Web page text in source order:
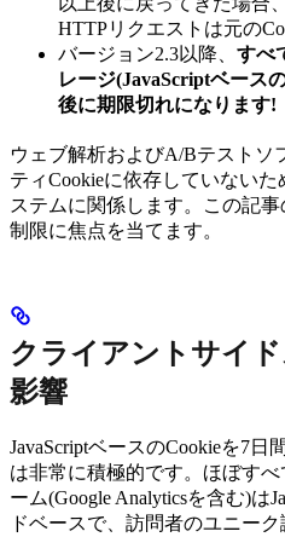
HTTPリクエストは元の
バージョン2.3以降、 すべ
レージ(JavaScriptベース
後に期限切れになります!
ウェブ解析およびA/Bテストソ
ティCookieに依存していない
ステムに関係します。この記
制限に焦点を当てます。
クライアントサイ
影響
JavaScriptベースのCookieを7日
は非常に積極的です。ほぼす
ーム(Google Analyticsを含む)は
ドベースで、訪問者のユニー